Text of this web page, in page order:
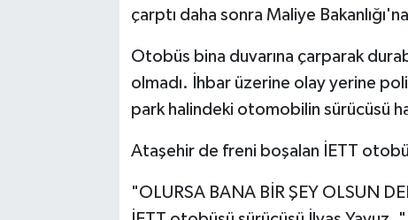
çarptı daha sonra Maliye
Otobüs bina duvarına çarparak
olmadı. İhbar üzerine olay yerine
park halindeki otomobilin sürücüsü
Ataşehir de freni boşalan İETT
"OLURSA BANA BİR ŞEY OLSUN